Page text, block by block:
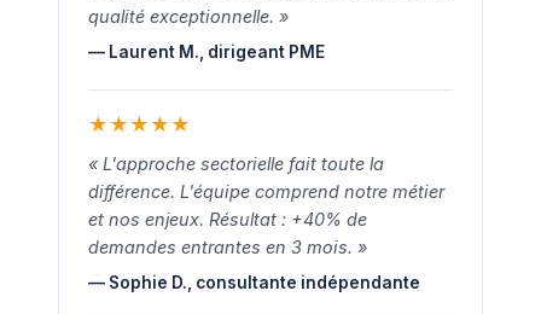
qualité exceptionnelle. »
— Laurent M., dirigeant PME
★ ★ ★ ★ ★
« L'approche sectorielle fait toute la
différence. L'équipe comprend notre métier
et nos enjeux. Résultat : +40% de
demandes entrantes en 3 mois. »
— Sophie D., consultante indépendante